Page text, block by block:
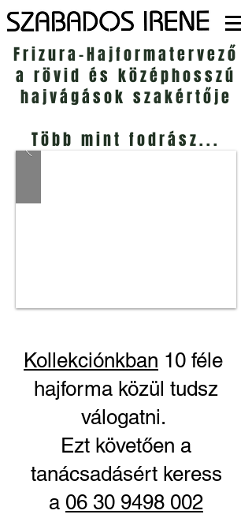
Frizura-Hajformatervező
a rövid és középhosszú
hajvágások szakértője
Több mint fodrász...
Kollekciónkban 10 féle
hajforma közül tudsz
válogatni.
Ezt követően a
tanácsadásért keress
a 06 30 9498 002